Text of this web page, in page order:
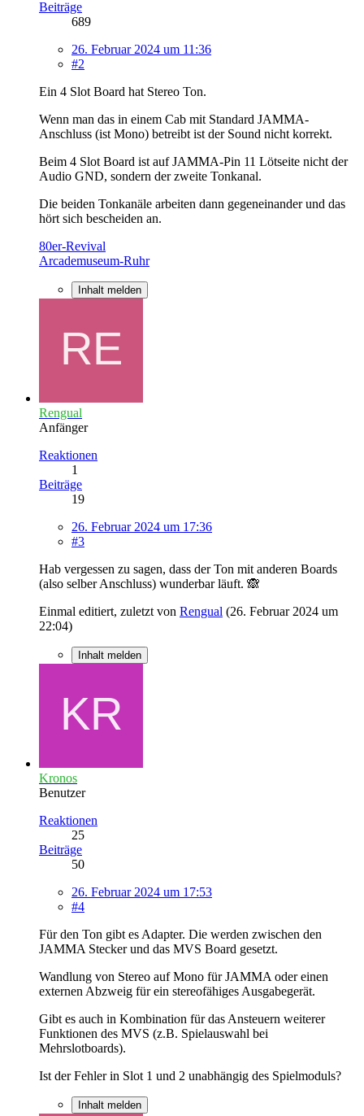
Beiträge
689
26. Februar 2024 um 11:36
#2
Ein 4 Slot Board hat Stereo Ton.
Wenn man das in einem Cab mit Standard JAMMA-
Anschluss (ist Mono) betreibt ist der Sound nicht korrekt.
Beim 4 Slot Board ist auf JAMMA-Pin 11 Lötseite nicht der
Audio GND, sondern der zweite Tonkanal.
Die beiden Tonkanäle arbeiten dann gegeneinander und das
hört sich bescheiden an.
80er-Revival
Arcademuseum-Ruhr
Inhalt melden
Rengual
Anfänger
Reaktionen
1
Beiträge
19
26. Februar 2024 um 17:36
#3
Hab vergessen zu sagen, dass der Ton mit anderen Boards
(also selber Anschluss) wunderbar läuft. 🙈
Einmal editiert, zuletzt von Rengual (26. Februar 2024 um
22:04)
Inhalt melden
Kronos
Benutzer
Reaktionen
25
Beiträge
50
26. Februar 2024 um 17:53
#4
Für den Ton gibt es Adapter. Die werden zwischen den
JAMMA Stecker und das MVS Board gesetzt.
Wandlung von Stereo auf Mono für JAMMA oder einen
externen Abzweig für ein stereofähiges Ausgabegerät.
Gibt es auch in Kombination für das Ansteuern weiterer
Funktionen des MVS (z.B. Spielauswahl bei
Mehrslotboards).
Ist der Fehler in Slot 1 und 2 unabhängig des Spielmoduls?
Inhalt melden